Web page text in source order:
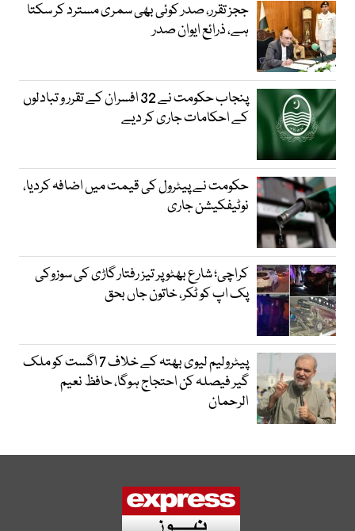
ججز تقرر، صدر کوئی بھی سمری مسترد کر سکتا
ہے، ذرائع ایوان صدر
پنجاب حکومت نے 32 افسران کے تقرر و تبادلوں
کے احکامات جاری کر دیے
حکومت نے پیٹرول کی قیمت میں اضافہ کردیا،
نوٹیفکیشن جاری
کراچی؛ شارع بھٹو پر تیز رفتار گاڑی کی سوزوکی
پک اپ کو ٹکر، خاتون جاں بحق
پیٹرولیم لیوی بھتہ کے خلاف 7 اگست کو ملک
گیر فیصلہ کن احتجاج ہوگا، حافظ نعیم
الرحمان